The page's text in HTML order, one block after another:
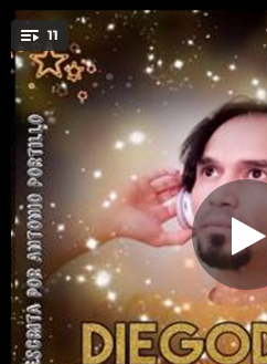
You're all set!
11
03:15
03:30
03:29
En
03:13
03:43
03:21